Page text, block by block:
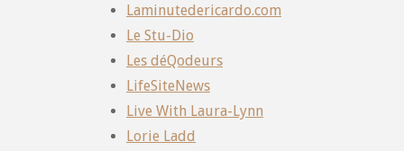
Laminutedericardo.com
Le Stu-Dio
Les déQodeurs
LifeSiteNews
Live With Laura-Lynn
Lorie Ladd